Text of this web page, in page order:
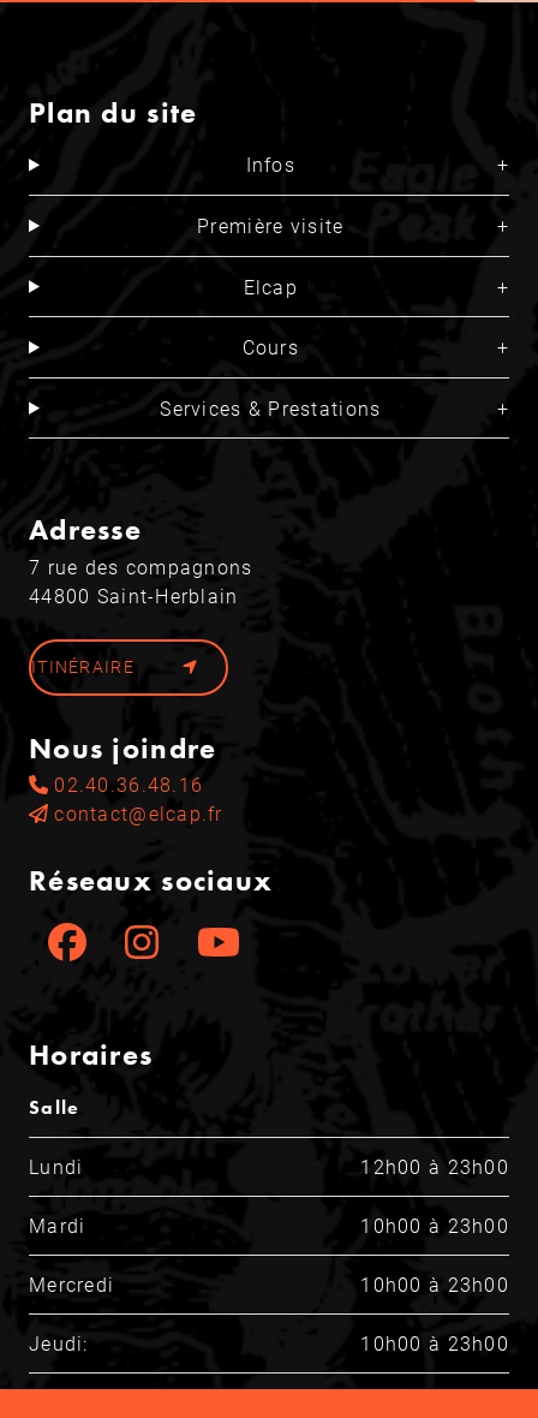
Plan du site
Infos
Première visite
Elcap
Cours
Services & Prestations
Adresse
7 rue des compagnons
44800 Saint-Herblain
ITINÉRAIRE
Nous joindre
02.40.36.48.16
contact@elcap.fr
Réseaux sociaux
Horaires
Salle
Lundi 12h00 à 23h00
Mardi 10h00 à 23h00
Mercredi 10h00 à 23h00
Jeudi: 10h00 à 23h00